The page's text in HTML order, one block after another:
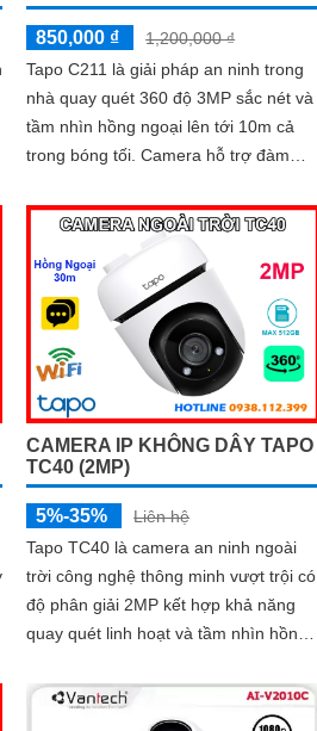
850,000 ₫
1,200,000 ₫
Tapo C211 là giải pháp an ninh trong
nhà quay quét 360 độ 3MP sắc nét và
tầm nhìn hồng ngoại lên tới 10m cả
trong bóng tối. Camera hỗ trợ đàm
lượng lớn qua khe thẻ nhớ 512GB và
tự động phát hiện chuyển động bất
thường
CAMERA IP KHÔNG DÂY TAPO
TC40 (2MP)
5%-35%
Liên hệ
Tapo TC40 là camera an ninh ngoài
trời công nghệ thông minh vượt trội có
độ phân giải 2MP kết hợp khả năng
quay quét linh hoạt và tầm nhìn hồng
cả ngày lẫn đêm. Tích hợp đàm thoại
hai chiều, chuẩn kháng nước IP65,